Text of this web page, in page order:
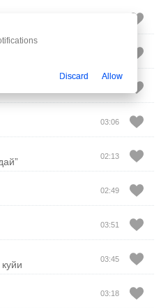
03:06
02:13
02:49
03:51
03:45
03:18
Discard Allow